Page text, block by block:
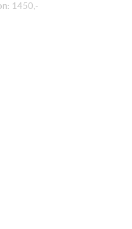
1450,-